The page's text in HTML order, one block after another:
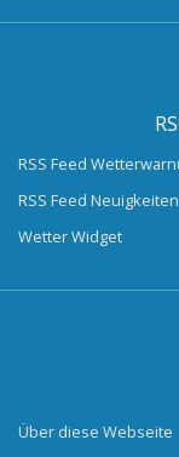
RSS Feed
RSS Feed Neuigkeiten
Wetter Widget
Über diese Webseite